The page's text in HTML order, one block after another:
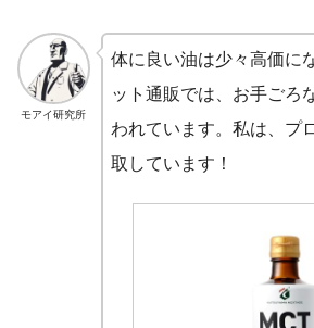
モアイ研究所
体に良い油は少々高価に
ット通販では、お手ごろ
われています。私は、プ
取しています！